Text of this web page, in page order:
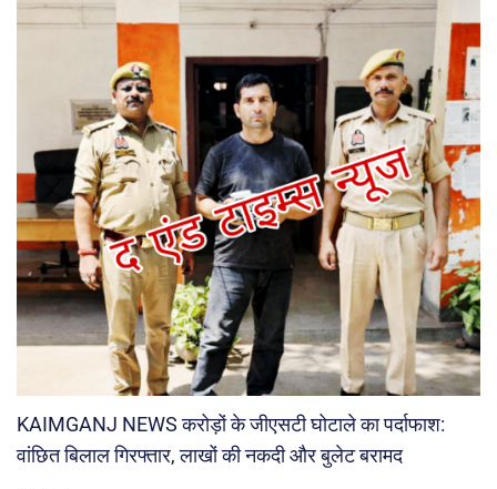
KAIMGANJ NEWS करोड़ों के जीएसटी घोटाले का पर्दाफाश:
वांछित बिलाल गिरफ्तार, लाखों की नकदी और बुलेट बरामद